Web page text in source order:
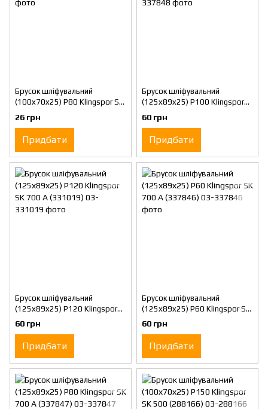
Брусок шліфувальний
(100х70х25) Р80 Klingspor SK
500 (225165)
26 грн
Придбати
Брусок шліфувальний
(125х89х25) Р100 Klingspor
SK 700 A (337848)
60 грн
Придбати
Брусок шліфувальний
(125х89х25) Р120 Klingspor
SK 700 A (331019)
60 грн
Придбати
Брусок шліфувальний
(125х89х25) Р60 Klingspor SK
700 A (337846)
60 грн
Придбати